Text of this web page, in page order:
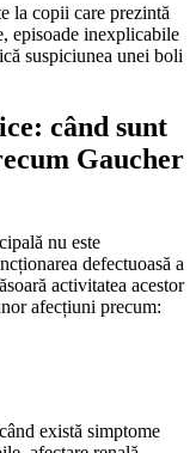
la copii care prezintă
episoade inexplicabile
suspiciunea unei boli
când sunt
Gaucher
nu este
defectuoasă a
activitatea acestor
afecțiuni precum:
există simptome